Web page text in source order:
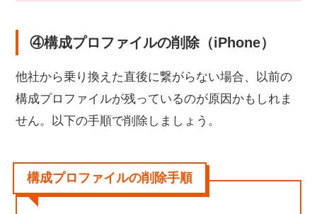
④構成プロファイルの削除（iPhone）
他社から乗り換えた直後に繋がらない場合、以前の
構成プロファイルが残っているのが原因かもしれま
せん。以下の手順で削除しましょう。
構成プロファイルの削除手順